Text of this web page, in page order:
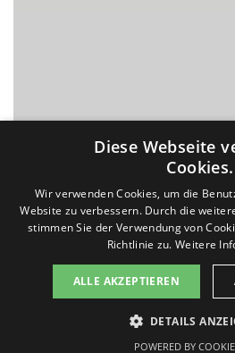
v-f-
Es werden keine persönlichen Daten gespeichert, sondern nur
Sollten Sie damit nicht einverstanden sein, drücken Sie bitte
zur Verfügung:
Google Browser-Add-on Informationen zum
Diese Webseite
Cookies.
Wir verwenden Cookies, um die
Website zu verbessern. Durch die
stimmen Sie der Verwendung von
Richtlinie zu.Weitere
ALLE AKZEPTIEREN
DETAILS
POWERED BY